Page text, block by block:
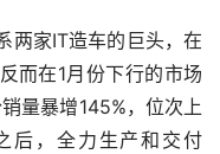
两家IT造车的巨头，在
而在1月份下行的市场
量暴增145%，位次上
后，全力生产和交付